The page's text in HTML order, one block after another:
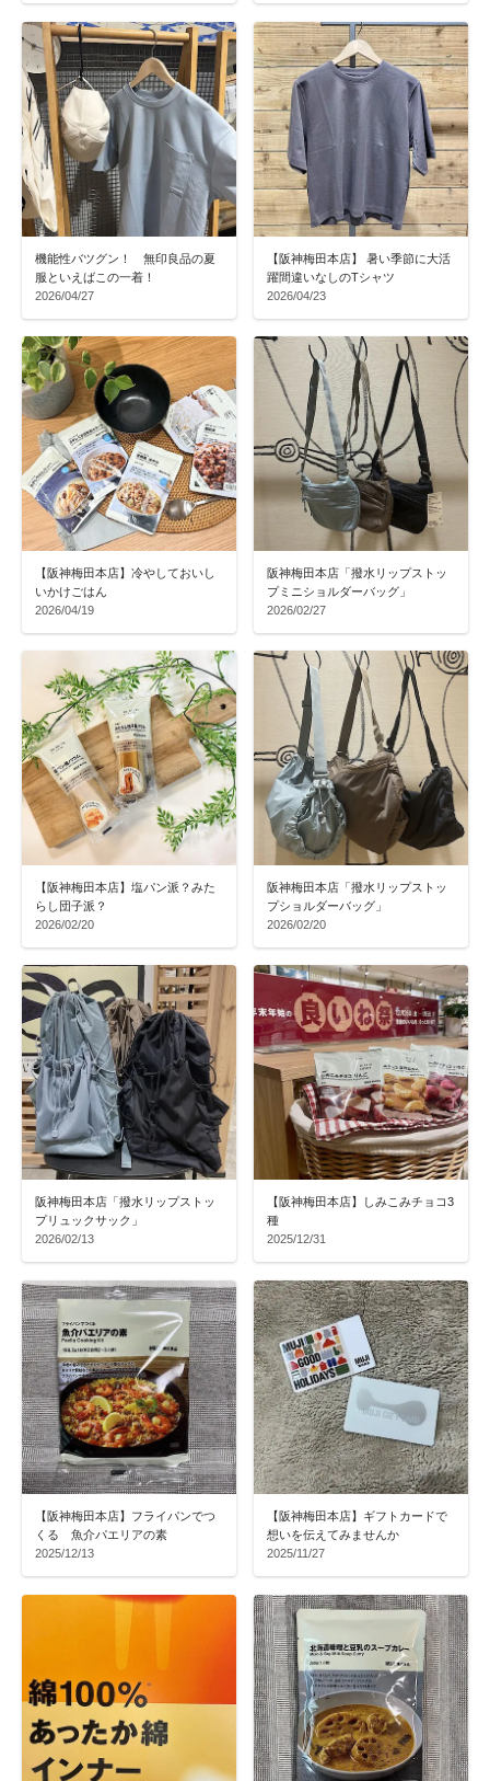
機能性バツグン！ 無印良品の夏
服といえばこの一着！
2026/04/27
【阪神梅田本店】 暑い季節に大活
躍間違いなしのTシャツ
2026/04/23
【阪神梅田本店】冷やしておいし
いかけごはん
2026/04/19
阪神梅田本店「撥水リップストッ
プミニショルダーバッグ」
2026/02/27
【阪神梅田本店】塩パン派？みた
らし団子派？
2026/02/20
阪神梅田本店「撥水リップストッ
プショルダーバッグ」
2026/02/20
阪神梅田本店「撥水リップストッ
プリュックサック」
2026/02/13
【阪神梅田本店】しみこみチョコ3
種
2025/12/31
【阪神梅田本店】フライパンでつ
くる 魚介パエリアの素
2025/12/13
【阪神梅田本店】ギフトカードで
想いを伝えてみませんか
2025/11/27